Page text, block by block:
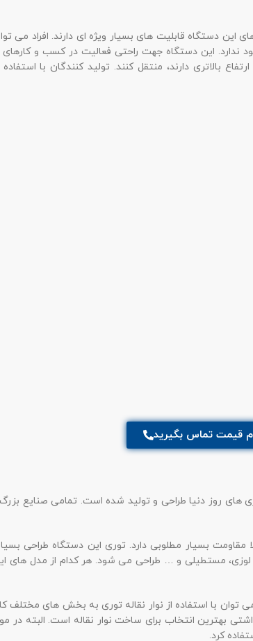
این دستگاه قابلیت های بسیار ویژه ای دارند. افراد می
ندارد. این دستگاه جهت راحتی فعالیت در کسب و
دارند، منتقل کنند. تولید کنندگان با استفاده
قیمت تماس بگیرید
های روز دنیا طراحی و تولید شده است. تمامی صنایع بزرگ
مقاومت بسیار مطلوبی دارد. توری این دستگاه طراحی
مستطیلی و … طراحی می شود. هر کدام از مدل های
با استفاده از نوار نقاله توری به بخش های مختلف
بهترین انتخاب برای ساخت نوار نقاله است. البته
کرد.